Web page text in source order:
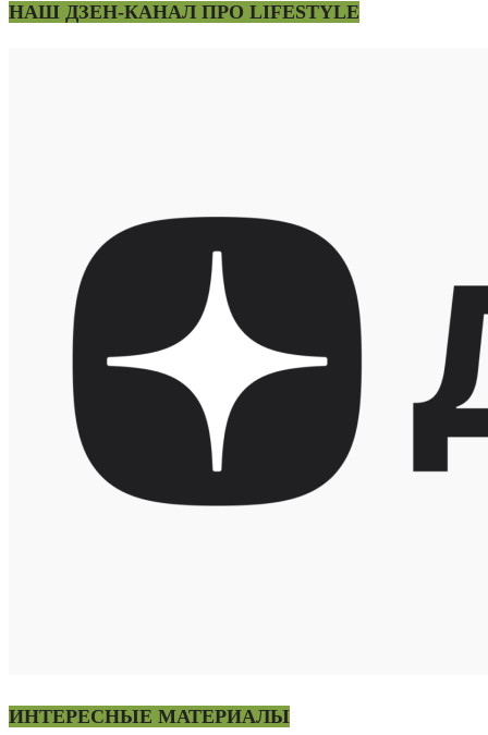
НАШ ДЗЕН-КАНАЛ ПРО LIFESTYLE
ИНТЕРЕСНЫЕ МАТЕРИАЛЫ